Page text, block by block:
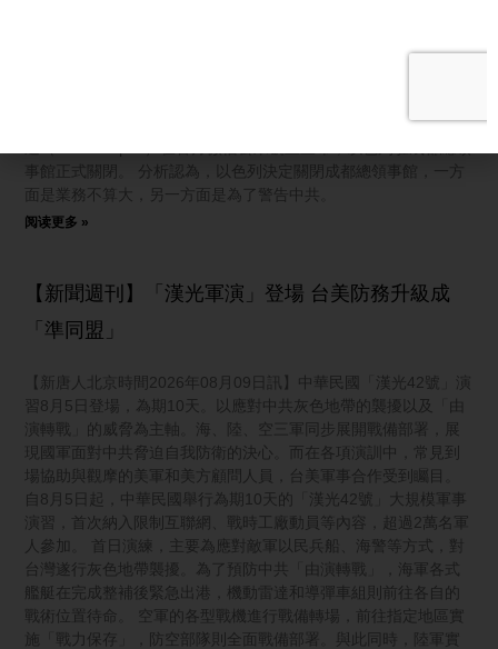
【新唐人北京時間2026年08月09日訊】以色列駐成都總領事館日
關係可能會變得越來越糟糕。 8月5日，以色列駐成都總領事韓嘉
事館正式關閉。 分析認為，以色列決定關閉成都總領事館，一方
面是業務不算大，另一方面是為了警告中共。
阅读更多 »
【新聞週刊】「漢光軍演」登場 台美防務升級成
「準同盟」
【新唐人北京時間2026年08月09日訊】中華民國「漢光42號」演
習8月5日登場，為期10天。以應對中共灰色地帶的襲擾以及「由
演轉戰」的威脅為主軸。海、陸、空三軍同步展開戰備部署，展
現國軍面對中共脅迫自我防衛的決心。而在各項演訓中，常見到
場協助與觀摩的美軍和美方顧問人員，台美軍事合作受到矚目。
自8月5日起，中華民國舉行為期10天的「漢光42號」大規模軍事
演習，首次納入限制互聯網、戰時工廠動員等內容，超過2萬名軍
人參加。 首日演練，主要為應對敵軍以民兵船、海警等方式，對
台灣遂行灰色地帶襲擾。為了預防中共「由演轉戰」，海軍各式
艦艇在完成整補後緊急出港，機動雷達和導彈車組則前往各自的
戰術位置待命。 空軍的各型戰機進行戰備轉場，前往指定地區實
施「戰力保存」，防空部隊則全面戰備部署。與此同時，陸軍實